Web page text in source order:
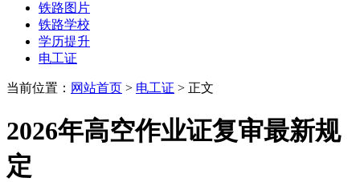
铁路图片
铁路学校
学历提升
电工证
当前位置： 网站首页 > 电工证 > 正文
2026年高空作业证复审最新规
定